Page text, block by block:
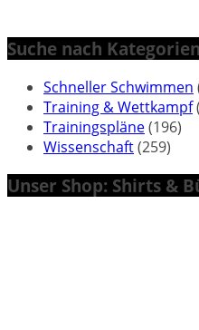
Suche nach Kategorien
Schneller Schwimmen
Training & Wettkampf
Trainingspläne(196)
Wissenschaft(259)
Unser Shop: Shirts &